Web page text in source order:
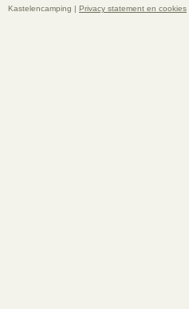
Kastelencamping | Privacy statement en cookies